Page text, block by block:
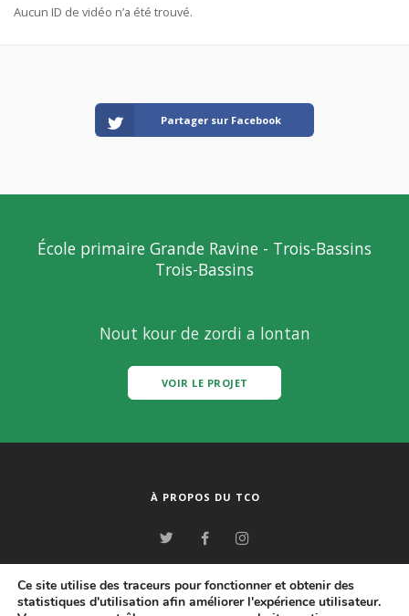
Aucun ID de vidéo n’a été trouvé.
Partager sur Facebook
École primaire Grande Ravine - Trois-Bassins
Trois-Bassins
Nout kour de zordi a lontan
VOIR LE PROJET
À PROPOS DU TCO
© www.tco.re - TCO - Blog Lékol'O - Tous droits réservés - 2026
Plan du site|Mentions légales|Politique de protection des données
Ce site utilise des traceurs pour fonctionner et obtenir des
statistiques d'utilisation afin améliorer l'expérience utilisateur.